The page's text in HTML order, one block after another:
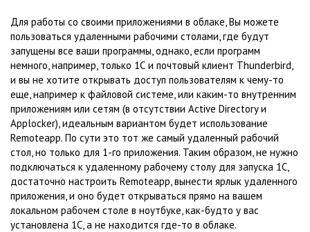
Для работы со своими приложениями в облаке, Вы можете
пользоваться удаленными рабочими столами, где будут
запущены все ваши программы, однако, если программ
немного, например, только 1С и почтовый клиент Thunderbird,
и вы не хотите открывать доступ пользователям к чему-то
еще, например к файловой системе, или каким-то внутренним
приложениям или сетям (в отсутствии Active Directory и
Applocker), идеальным вариантом будет использование
Remoteapp. По сути это тот же самый удаленный рабочий
стол, но только для 1-го приложения. Таким образом, не нужно
подключаться к удаленному рабочему столу для запуска 1С,
достаточно настроить Remoteapp, вынести ярлык удаленного
приложения, и оно будет открываться прямо на вашем
локальном рабочем столе в ноутбуке, как-будто у вас
установлена 1С, а не находится где-то в облаке.